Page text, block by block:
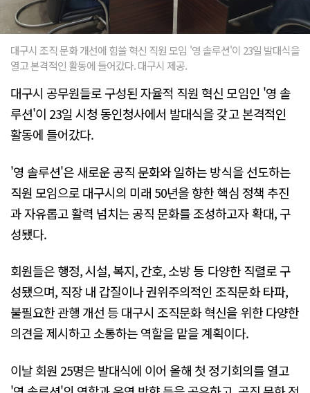
대구시 조직 문화 개선에 힘쓸 혁신 직원 모임 '영 솔루션'이 23일 발대식을
열고 본격적인 활동에 들어갔다. 대구시 제공.
대구시 공무원들로 구성된 자율적 직원 혁신 모임인 '영 솔
루션'이 23일 시청 동인청사에서 발대식을 갖고 본격적인
활동에 들어갔다.
'영 솔루션'은 새로운 공직 문화와 일하는 방식을 선도하는
직원 모임으로 대구시의 미래 50년을 향한 핵심 정책 추진
과 자유롭고 활력 넘치는 공직 문화를 조성하고자 확대, 구
성됐다.
회원들은 행정, 시설, 복지, 간호, 소방 등 다양한 직렬로 구
성됐으며, 직장 내 갑질이나 권위주의적인 조직문화 타파,
불필요한 관행 개선 등 대구시 조직문화 혁신을 위한 다양한
의견을 제시하고 소통하는 역할을 맡을 계획이다.
이날 회원 25명은 발대식에 이어 올해 첫 정기회의를 열고